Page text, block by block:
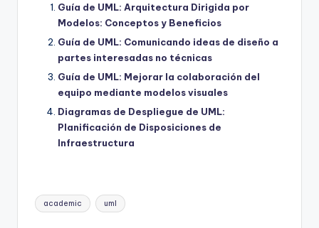
Guía de UML: Arquitectura Dirigida por
Modelos: Conceptos y Beneficios
Guía de UML: Comunicando ideas de diseño a
partes interesadas no técnicas
Guía de UML: Mejorar la colaboración del
equipo mediante modelos visuales
Diagramas de Despliegue de UML:
Planificación de Disposiciones de
Infraestructura
Etiquetas:
academic uml